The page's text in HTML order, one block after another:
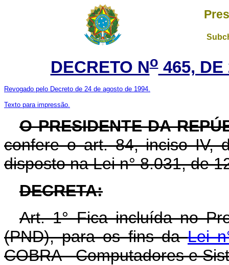
DECRETO No465, DE
Revogado pelo Decreto de 24 de agosto de 1994.
Texto para impressão.
O PRESIDENTE DA
confere o art. 84, inciso IV,
disposto na Lei n° 8.031, de
DECRETA:
Art. 1° Fica incluída no
(PND), para os fins daLei
COBRA - Computadores e